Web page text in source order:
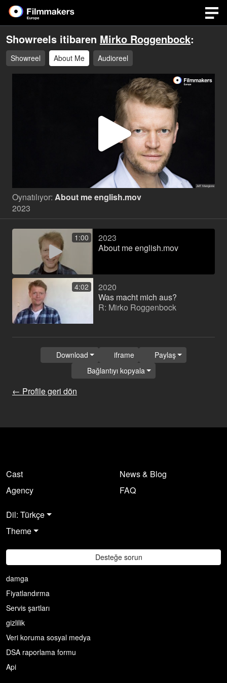
Showreels itibaren Mirko Roggenbock:
Showreel About Me Audioreel
Oynat
Oynatılıyor: About me english.mov
2023
1:00
2023
About me english.mov
4:02
2020
Was macht mich aus?
R: Mirko Roggenbock
← Profile geri dön
Download iframe
Paylaş
Bağlantıyı kopyala
Cast
Agency
News & Blog
FAQ
Dil: Türkçe
Theme
Desteğe sorun
damga
Fiyatlandırma
Servis şartları
gizlilik
Veri koruma sosyal medya
DSA raporlama formu
Api